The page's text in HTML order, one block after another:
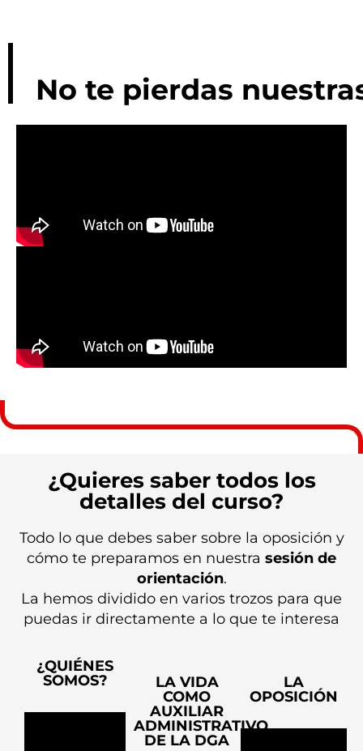
No te pierdas
¿Quieres saber todos los
detalles del curso?
Todo lo que debes saber sobre la oposición y
cómo te preparamos en nuestra sesión de
orientación.
La hemos dividido en varios trozos para que
puedas ir directamente a lo que te interesa
¿QUIÉNES
SOMOS?
LA VIDA
COMO
AUXILIAR
ADMINISTRATIVO
DE LA DGA
LA
OPOSICIÓN